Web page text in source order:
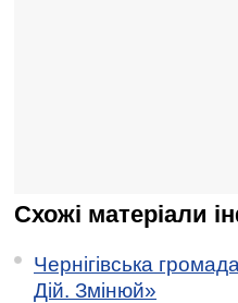
Схожі матеріали
Чернігівська
Дій. Змінюй»